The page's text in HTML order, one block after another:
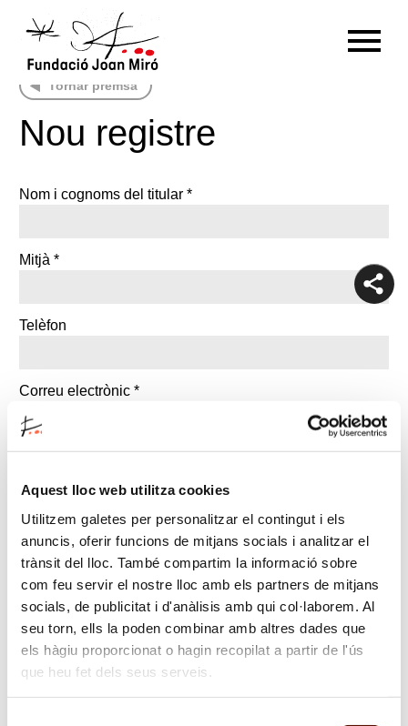
Aquest lloc web utilitza cookies
Utilitzem galetes per personalitzar el contingut i els
anuncis, oferir funcions de mitjans socials i analitzar el
trànsit del lloc. També compartim la informació sobre
com feu servir el nostre lloc amb els partners de mitjans
socials, de publicitat i d'anàlisis amb qui col·laborem. Al
seu torn, ells la poden combinar amb altres dades que
els hàgiu proporcionat o hagin recopilat a partir de l'ús
que heu fet dels seus serveis.
FR
DE
RU
Tornar premsa
Nou registre
Nom i cognoms del titular *
Mitjà *
Telèfon
Correu electrònic *
Contrasenya *
Repetiu Contrasenya *
* Camps obligatoris
He llegit l’advertiment legal per enviar el formulari i
n’accepto les condicions.Llegir l’advertiment legal*